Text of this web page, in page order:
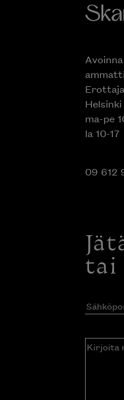
Helsinki
ma-pe
la 10-17
09 612
tai
Kirjoita